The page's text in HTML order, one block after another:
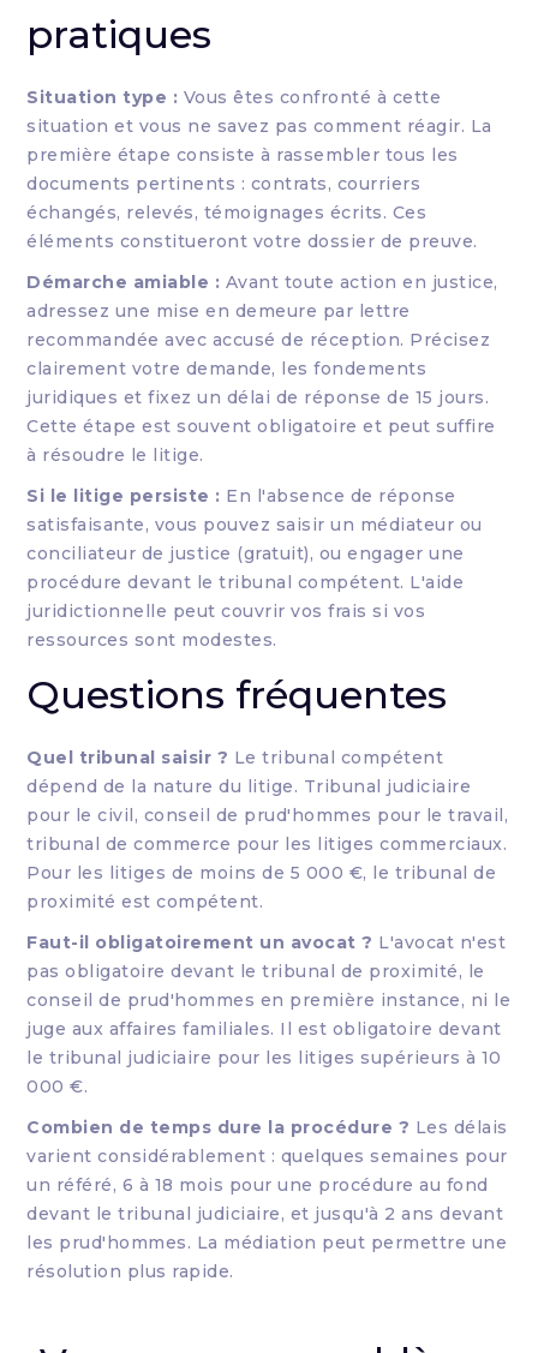
pratiques
Situation type : Vous êtes confronté à cette
situation et vous ne savez pas comment réagir. La
première étape consiste à rassembler tous les
documents pertinents : contrats, courriers
échangés, relevés, témoignages écrits. Ces
éléments constitueront votre dossier de preuve.
Démarche amiable : Avant toute action en justice,
adressez une mise en demeure par lettre
recommandée avec accusé de réception. Précisez
clairement votre demande, les fondements
juridiques et fixez un délai de réponse de 15 jours.
Cette étape est souvent obligatoire et peut suffire
à résoudre le litige.
Si le litige persiste : En l'absence de réponse
satisfaisante, vous pouvez saisir un médiateur ou
conciliateur de justice (gratuit), ou engager une
procédure devant le tribunal compétent. L'aide
juridictionnelle peut couvrir vos frais si vos
ressources sont modestes.
Questions fréquentes
Quel tribunal saisir ? Le tribunal compétent
dépend de la nature du litige. Tribunal judiciaire
pour le civil, conseil de prud'hommes pour le travail,
tribunal de commerce pour les litiges commerciaux.
Pour les litiges de moins de 5 000 €, le tribunal de
proximité est compétent.
Faut-il obligatoirement un avocat ? L'avocat n'est
pas obligatoire devant le tribunal de proximité, le
conseil de prud'hommes en première instance, ni le
juge aux affaires familiales. Il est obligatoire devant
le tribunal judiciaire pour les litiges supérieurs à 10
000 €.
Combien de temps dure la procédure ? Les délais
varient considérablement : quelques semaines pour
un référé, 6 à 18 mois pour une procédure au fond
devant le tribunal judiciaire, et jusqu'à 2 ans devant
les prud'hommes. La médiation peut permettre une
résolution plus rapide.